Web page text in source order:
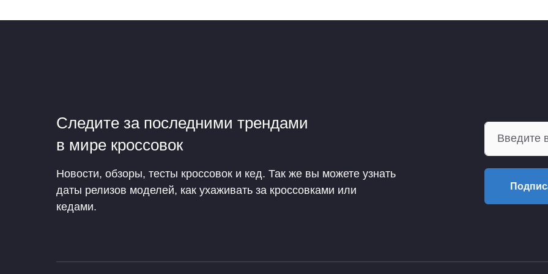
Следите за последними трендами
в мире кроссовок
Новости, обзоры, тесты кроссовок и кед. Так же вы можете узнать
даты релизов моделей, как ухаживать за кроссовками или
кедами.